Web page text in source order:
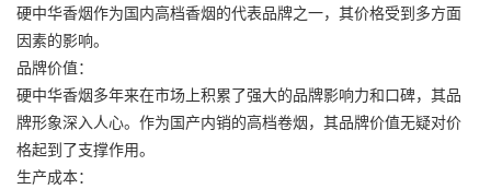
硬中华香烟作为国内高档香烟的代表品牌之一，其价格受到多方面
因素的影响。
品牌价值：
硬中华香烟多年来在市场上积累了强大的品牌影响力和口碑，其品
牌形象深入人心。作为国产内销的高档卷烟，其品牌价值无疑对价
格起到了支撑作用。
生产成本：